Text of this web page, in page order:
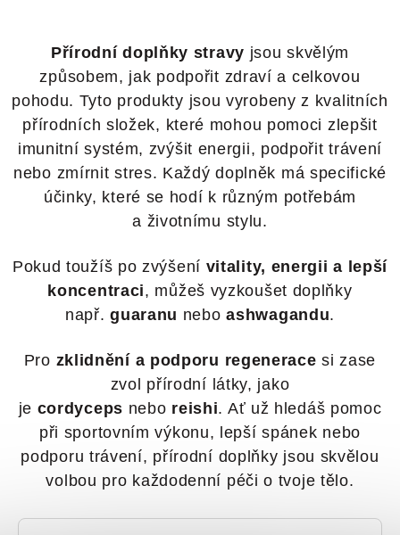
Přírodní doplňky stravy jsou skvělým
způsobem, jak podpořit zdraví a celkovou
pohodu. Tyto produkty jsou vyrobeny z kvalitních
přírodních složek, které mohou pomoci zlepšit
imunitní systém, zvýšit energii, podpořit trávení
nebo zmírnit stres. Každý doplněk má specifické
účinky, které se hodí k různým potřebám
a životnímu stylu.
Pokud toužíš po zvýšení vitality, energii a lepší
koncentraci, můžeš vyzkoušet doplňky
např. guaranu nebo ashwagandu.
Pro zklidnění a podporu regenerace si zase
zvol přírodní látky, jako
je cordyceps nebo reishi. Ať už hledáš pomoc
při sportovním výkonu, lepší spánek nebo
podporu trávení, přírodní doplňky jsou skvělou
volbou pro každodenní péči o tvoje tělo.